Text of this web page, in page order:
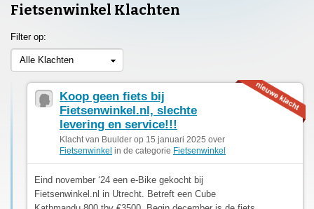
Fietsenwinkel Klachten
Filter op:
Alle Klachten
Koop geen fiets bij
Fietsenwinkel.nl, slechte
levering en service!!!
Klacht van Buulder op 15 januari 2025 over
Fietsenwinkel in de categorie Fietsenwinkel
Eind november ‘24 een e-Bike gekocht bij
Fietsenwinkel.nl in Utrecht. Betreft een Cube